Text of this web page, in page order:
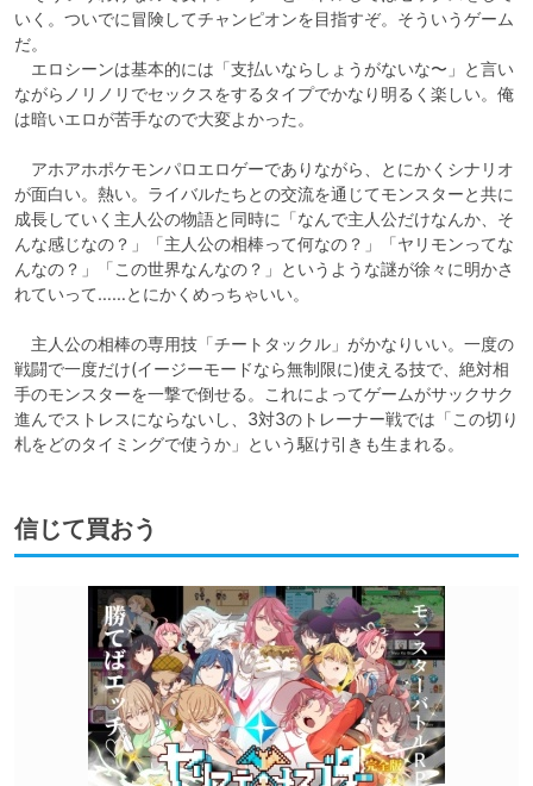
いく。ついでに冒険してチャンピオンを目指すぞ。そういうゲーム
だ。
エロシーンは基本的には「支払いならしょうがないな〜」と言い
ながらノリノリでセックスをするタイプでかなり明るく楽しい。俺
は暗いエロが苦手なので大変よかった。
アホアホポケモンパロエロゲーでありながら、とにかくシナリオ
が面白い。熱い。ライバルたちとの交流を通じてモンスターと共に
成長していく主人公の物語と同時に「なんで主人公だけなんか、そ
んな感じなの？」「主人公の相棒って何なの？」「ヤリモンってな
んなの？」「この世界なんなの？」というような謎が徐々に明かさ
れていって……とにかくめっちゃいい。
主人公の相棒の専用技「チートタックル」がかなりいい。一度の
戦闘で一度だけ(イージーモードなら無制限に)使える技で、絶対相
手のモンスターを一撃で倒せる。これによってゲームがサックサク
進んでストレスにならないし、3対3のトレーナー戦では「この切り
札をどのタイミングで使うか」という駆け引きも生まれる。
信じて買おう